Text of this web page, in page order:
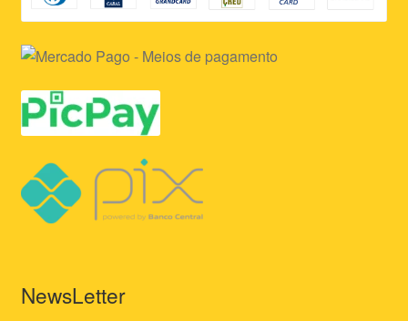
NewsLetter